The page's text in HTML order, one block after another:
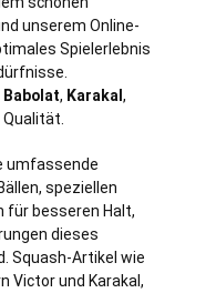
unserem Online-
Spielerlebnis
Babolat, Karakal ,
umfassende
speziellen
für besseren Halt,
dieses
Squash-Artikel wie
Victor und Karakal,